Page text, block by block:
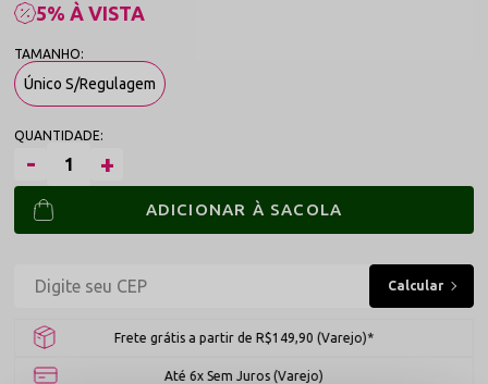
5% À VISTA
Único S/Regulagem
ADICIONAR À SACOLA
Frete grátis a partir de R$149,90 (Varejo)*
Até 6x Sem Juros (Varejo)